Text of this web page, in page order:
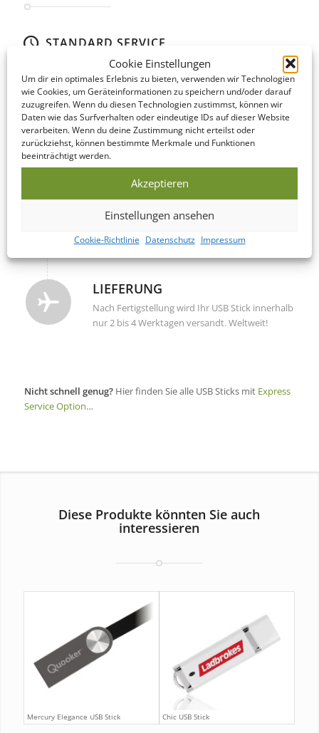
Cookie Einstellungen
Um dir ein optimales Erlebnis zu bieten, verwenden wir Technologien
wie Cookies, um Geräteinformationen zu speichern und/oder darauf
zuzugreifen. Wenn du diesen Technologien zustimmst, können wir
Daten wie das Surfverhalten oder eindeutige IDs auf dieser Website
verarbeiten. Wenn du deine Zustimmung nicht erteilst oder
zurückziehst, können bestimmte Merkmale und Funktionen
beeinträchtigt werden.
Akzeptieren
Einstellungen ansehen
Cookie-Richtlinie Datenschutz Impressum
STANDARD SERVICE
Auch im Standard Service bieten wir kurze Produktionszeiten.
Hier finden Sie eine Übersicht der einzelnen Schritte…
DATENCHECK
Noch am gleichen Werktag werden Ihre
angelieferten Daten überprüft und korrigiert.
PRODUKTION
Diesen USB Stick produzieren wir innerhalb 5-10
Werktagen nach Freigabe Ihrer Druckdaten.
LIEFERUNG
Nach Fertigstellung wird Ihr USB Stick innerhalb
nur 2 bis 4 Werktagen versandt. Weltweit!
Nicht schnell genug?Hier finden Sie alle USB Sticks mit Express
Service Option…
Diese Produkte könnten Sie auch
interessieren
Mercury Elegance USB Stick Chic USB Stick